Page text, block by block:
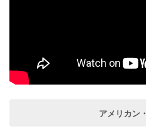
アメリカン